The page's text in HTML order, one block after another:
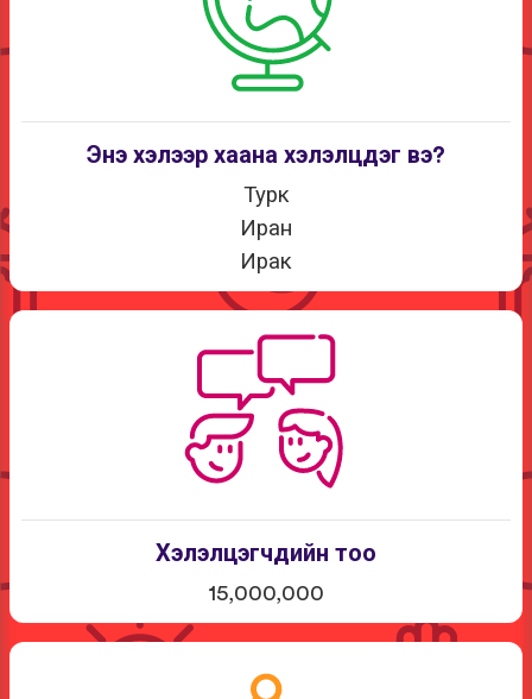
Энэ хэлээр хаана хэлэлцдэг вэ?
Турк
Иран
Ирак
Хэлэлцэгчдийн тоо
15,000,000